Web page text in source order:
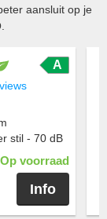
aansluit op je
A
stil - 70 dB
Op voorraad
Info